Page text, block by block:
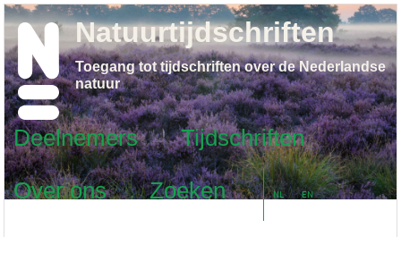
Deelnemers
Tijdschriften
Over ons
Zoeken NL EN
Natuurtijdschriften
Toegang tot tijdschriften over de Nederlandse
natuur